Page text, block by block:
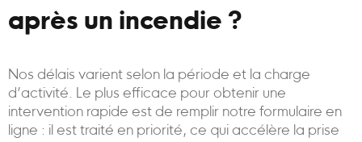
après un incendie ?
Nos délais varient selon la période et la charge
d’activité. Le plus efficace pour obtenir une
intervention rapide est de remplir notre formulaire en
ligne : il est traité en priorité, ce qui accélère la prise